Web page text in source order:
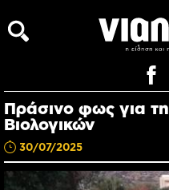
Πράσινο φως για
Βιολογικών
30/07/2025